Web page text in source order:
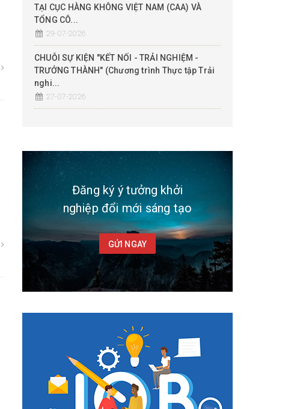
TẠI CỤC HÀNG KHÔNG VIỆT NAM (CAA) VÀ
TỔNG CÔ...
29-07-2026
CHUỖI SỰ KIỆN "KẾT NỐI - TRẢI NGHIỆM -
TRƯỞNG THÀNH" (Chương trình Thực tập Trải
nghi...
27-07-2026
Đăng ký ý tưởng khởi
nghiệp đổi mới sáng tạo
GỬI NGAY